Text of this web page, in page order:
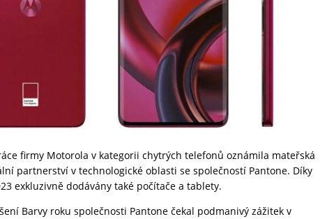
firmy Motorola v kategorii chytrých telefonů oznámila mateřská
partnerství v technologické oblasti se společností Pantone. Díky
exkluzivně dodávány také počítače a tablety.
Barvy roku společnosti Pantone čekal podmanivý zážitek v